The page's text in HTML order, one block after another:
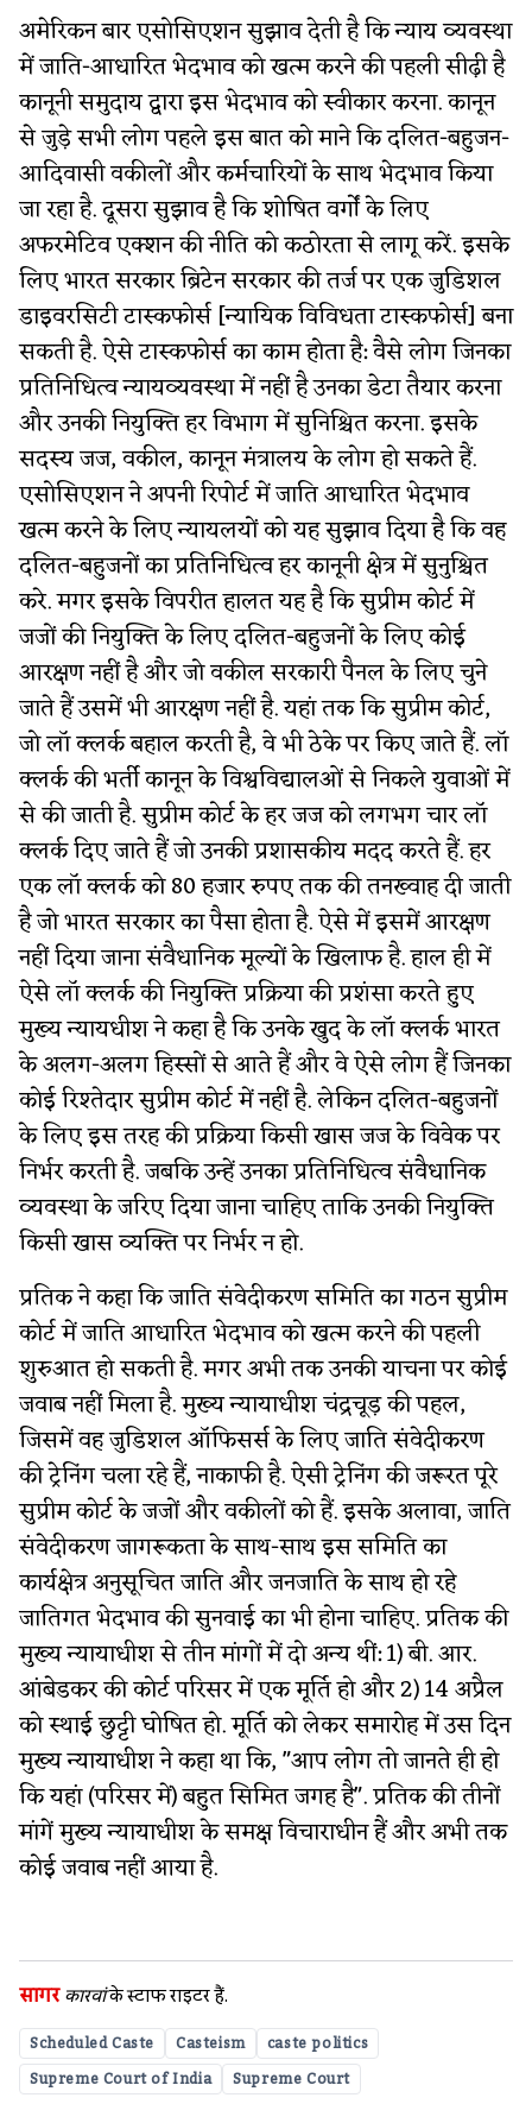
अमेरिकन बार एसोसिएशन सुझाव देती है कि न्याय व्यवस्था
में जाति-आधारित भेदभाव को खत्म करने की पहली सीढ़ी है
कानूनी समुदाय द्वारा इस भेदभाव को स्वीकार करना. कानून
से जुड़े सभी लोग पहले इस बात को माने कि दलित-बहुजन-
आदिवासी वकीलों और कर्मचारियों के साथ भेदभाव किया
जा रहा है. दूसरा सुझाव है कि शोषित वर्गों के लिए
अफरमेटिव एक्शन की नीति को कठोरता से लागू करें. इसके
लिए भारत सरकार ब्रिटेन सरकार की तर्ज पर एक जुडिशल
डाइवरसिटी टास्कफोर्स [न्यायिक विविधता टास्कफोर्स] बना
सकती है. ऐसे टास्कफोर्स का काम होता है: वैसे लोग जिनका
प्रतिनिधित्व न्यायव्यवस्था में नहीं है उनका डेटा तैयार करना
और उनकी नियुक्ति हर विभाग में सुनिश्चित करना. इसके
सदस्य जज, वकील, कानून मंत्रालय के लोग हो सकते हैं.
एसोसिएशन ने अपनी रिपोर्ट में जाति आधारित भेदभाव
खत्म करने के लिए न्यायलयों को यह सुझाव दिया है कि वह
दलित-बहुजनों का प्रतिनिधित्व हर कानूनी क्षेत्र में सुनुश्चित
करे. मगर इसके विपरीत हालत यह है कि सुप्रीम कोर्ट में
जजों की नियुक्ति के लिए दलित-बहुजनों के लिए कोई
आरक्षण नहीं है और जो वकील सरकारी पैनल के लिए चुने
जाते हैं उसमें भी आरक्षण नहीं है. यहां तक कि सुप्रीम कोर्ट,
जो लॉ क्लर्क बहाल करती है, वे भी ठेके पर किए जाते हैं. लॉ
क्लर्क की भर्ती कानून के विश्वविद्यालओं से निकले युवाओं में
से की जाती है. सुप्रीम कोर्ट के हर जज को लगभग चार लॉ
क्लर्क दिए जाते हैं जो उनकी प्रशासकीय मदद करते हैं. हर
एक लॉ क्लर्क को 80 हजार रुपए तक की तनख्वाह दी जाती
है जो भारत सरकार का पैसा होता है. ऐसे में इसमें आरक्षण
नहीं दिया जाना संवैधानिक मूल्यों के खिलाफ है. हाल ही में
ऐसे लॉ क्लर्क की नियुक्ति प्रक्रिया की प्रशंसा करते हुए
मुख्य न्यायधीश ने कहा है कि उनके खुद के लॉ क्लर्क भारत
के अलग-अलग हिस्सों से आते हैं और वे ऐसे लोग हैं जिनका
कोई रिश्तेदार सुप्रीम कोर्ट में नहीं है. लेकिन दलित-बहुजनों
के लिए इस तरह की प्रक्रिया किसी खास जज के विवेक पर
निर्भर करती है. जबकि उन्हें उनका प्रतिनिधित्व संवैधानिक
व्यवस्था के जरिए दिया जाना चाहिए ताकि उनकी नियुक्ति
किसी खास व्यक्ति पर निर्भर न हो.
प्रतिक ने कहा कि जाति संवेदीकरण समिति का गठन सुप्रीम
कोर्ट में जाति आधारित भेदभाव को खत्म करने की पहली
शुरुआत हो सकती है. मगर अभी तक उनकी याचना पर कोई
जवाब नहीं मिला है. मुख्य न्यायाधीश चंद्रचूड़ की पहल,
जिसमें वह जुडिशल ऑफिसर्स के लिए जाति संवेदीकरण
की ट्रेनिंग चला रहे हैं, नाकाफी है. ऐसी ट्रेनिंग की जरूरत पूरे
सुप्रीम कोर्ट के जजों और वकीलों को हैं. इसके अलावा, जाति
संवेदीकरण जागरूकता के साथ-साथ इस समिति का
कार्यक्षेत्र अनुसूचित जाति और जनजाति के साथ हो रहे
जातिगत भेदभाव की सुनवाई का भी होना चाहिए. प्रतिक की
मुख्य न्यायाधीश से तीन मांगों में दो अन्य थीं: 1) बी. आर.
आंबेडकर की कोर्ट परिसर में एक मूर्ति हो और 2) 14 अप्रैल
को स्थाई छुट्टी घोषित हो. मूर्ति को लेकर समारोह में उस दिन
मुख्य न्यायाधीश ने कहा था कि, "आप लोग तो जानते ही हो
कि यहां (परिसर में) बहुत सिमित जगह है". प्रतिक की तीनों
मांगें मुख्य न्यायाधीश के समक्ष विचाराधीन हैं और अभी तक
कोई जवाब नहीं आया है.
सागरकारवांके स्‍टाफ राइटर हैं.
Scheduled Caste Casteism
caste politics
Supreme Court of India
Supreme Court